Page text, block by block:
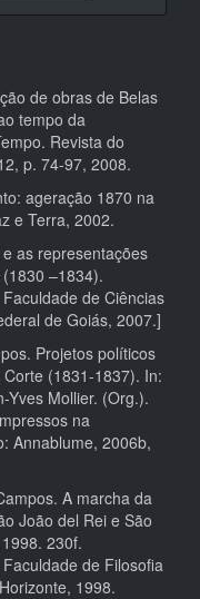
de obras de Belas
tempo da
Revista do
p. 74-97, 2008.
ageração 1870 na
e Terra, 2002.
as representações
–1834).
de Ciências
de Goiás, 2007.]
Projetos políticos
(1831-1837). In:
Yves Mollier. (Org.).
na
Annablume, 2006b,
A marcha da
João del Rei e São
230f.
de Filosofia
1998.